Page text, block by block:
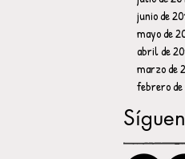
junio de
mayo de
abril de
marzo de
febrero de